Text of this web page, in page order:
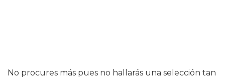
No procures más pues no hallarás una selección tan